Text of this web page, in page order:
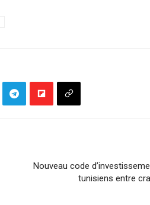
Nouveau code
tunisiens entre